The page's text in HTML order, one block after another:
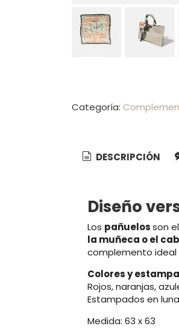
Categoría:
DESCRIPCIÓN
Diseño
Los pañuelosson
la muñeca o el
complemento ideal
Colores y
Rojos, naranjas,
Estampados en
Medida: 63 x 63